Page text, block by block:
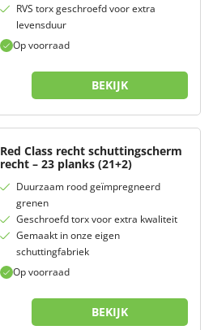
Op voorraad
RVS torx geschroefd voor extra
levensduur
BEKIJK
Op voorraad
Red Class recht schuttingscherm
recht – 23 planks (21+2)
Duurzaam rood geïmpregneerd
grenen
Geschroefd torx voor extra kwaliteit
Gemaakt in onze eigen
schuttingfabriek
BEKIJK